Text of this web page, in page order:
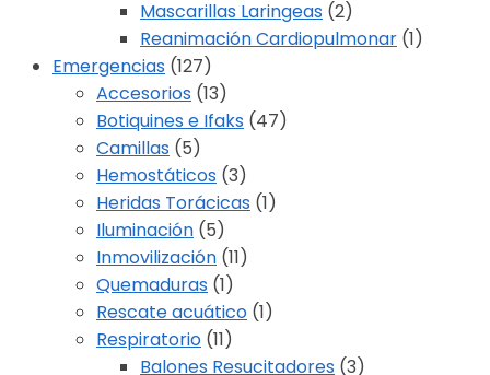
Mascarillas Laringeas (2)
Reanimación Cardiopulmonar (1)
Emergencias (127)
Accesorios (13)
Botiquines e Ifaks (47)
Camillas (5)
Hemostáticos (3)
Heridas Torácicas (1)
Iluminación (5)
Inmovilización (11)
Quemaduras (1)
Rescate acuático (1)
Respiratorio (11)
Balones Resucitadores (3)